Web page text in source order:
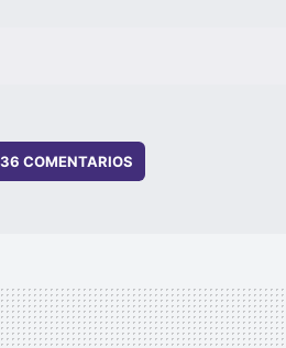
36 COMENTARIOS